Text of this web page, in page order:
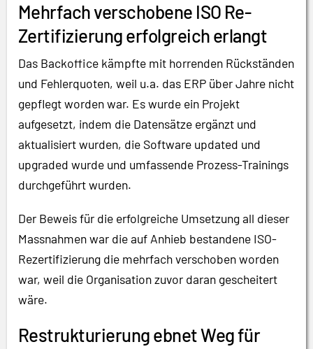
Mehrfach verschobene ISO Re-
Zertifizierung erfolgreich erlangt
Das Backoffice kämpfte mit horrenden Rückständen
und Fehlerquoten, weil u.a. das ERP über Jahre nicht
gepflegt worden war. Es wurde ein Projekt
aufgesetzt, indem die Datensätze ergänzt und
aktualisiert wurden, die Software updated und
upgraded wurde und umfassende Prozess-Trainings
durchgeführt wurden.
Der Beweis für die erfolgreiche Umsetzung all dieser
Massnahmen war die auf Anhieb bestandene ISO-
Rezertifizierung die mehrfach verschoben worden
war, weil die Organisation zuvor daran gescheitert
wäre.
Restrukturierung ebnet Weg für